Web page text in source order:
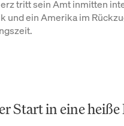
tritt sein Amt inmitten
und ein Amerika im
Start in eine heiße